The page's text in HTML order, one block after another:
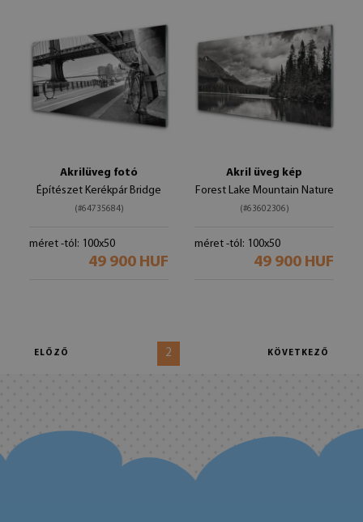
Akrilüveg fotó
Építészet Kerékpár Bridge
(#64735684)
méret -tól: 100x50
49 900 HUF
Akril üveg kép
Forest Lake Mountain Nature
(#63602306)
méret -tól: 100x50
49 900 HUF
ELŐZŐ 2 KÖVETKEZŐ